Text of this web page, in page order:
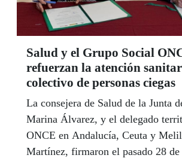
Salud y el Grupo Social
refuerzan la atención
colectivo de personas ciegas
La consejera de Salud de la Junta
Marina Álvarez, y el delegado
ONCE en Andalucía, Ceuta y
Martínez, firmaron el pasado 28 de